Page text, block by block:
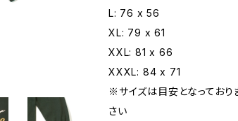
L: 76 x 56
XL: 79 x 61
XXL: 81 x 66
XXXL: 84 x 71
※サイズは目安となっており
さい